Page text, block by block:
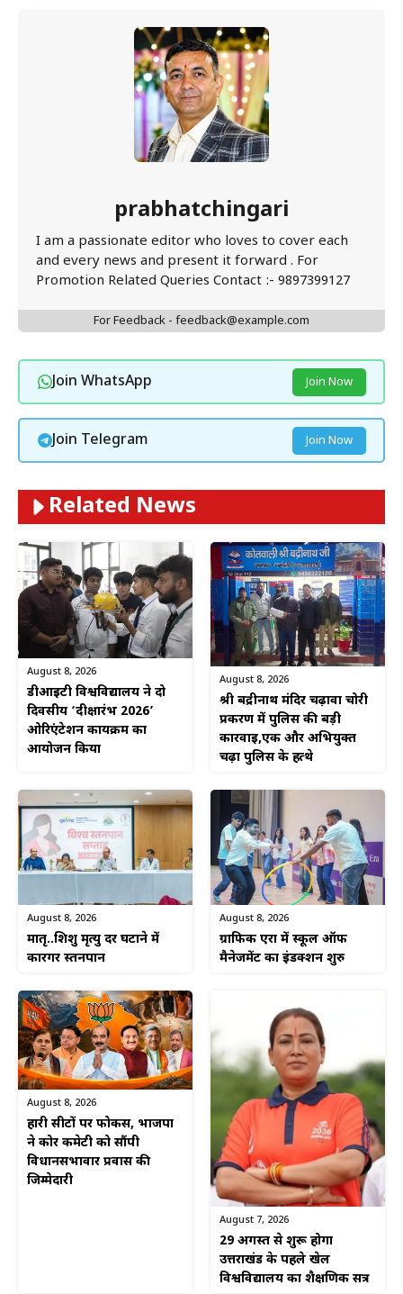
prabhatchingari
I am a passionate editor who loves to cover each
and every news and present it forward . For
Promotion Related Queries Contact :- 9897399127
For Feedback - feedback@example.com
Join WhatsApp Join Now
Join Telegram Join Now
Related News
August 8, 2026
डीआईटी विश्वविद्यालय ने दो
दिवसीय ‘दीक्षारंभ 2026’
ओरिएंटेशन कार्यक्रम का
आयोजन किया
August 8, 2026
श्री बद्रीनाथ मंदिर चढ़ावा चोरी
प्रकरण में पुलिस की बड़ी
कार्रवाई,एक और अभियुक्त
चढ़ा पुलिस के हत्थे
August 8, 2026
मातृ..शिशु मृत्यु दर घटाने में
कारगर स्तनपान
August 8, 2026
ग्राफिक एरा में स्कूल ऑफ
मैनेजमेंट का इंडक्शन शुरु
August 8, 2026
हारी सीटों पर फोकस, भाजपा
ने कोर कमेटी को सौंपी
विधानसभावार प्रवास की
जिम्मेदारी
August 7, 2026
29 अगस्त से शुरू होगा
उत्तराखंड के पहले खेल
विश्वविद्यालय का शैक्षणिक सत्र